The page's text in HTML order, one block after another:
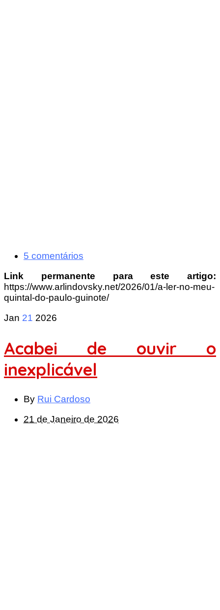
5 comentários
Link permanente para este artigo:
https://www.arlindovsky.net/2026/01/a-ler-no-meu-
quintal-do-paulo-guinote/
Jan 21 2026
Acabei de ouvir o
inexplicável
By Rui Cardoso
21 de Janeiro de 2026